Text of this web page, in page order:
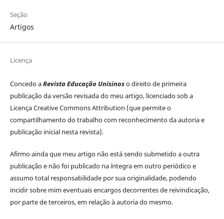
Seção
Artigos
Licença
Concedo aRevista Educação Unisinoso direito de primeira
publicação da versão revisada do meu artigo, licenciado sob a
Licença Creative Commons Attribution (que permite o
compartilhamento do trabalho com reconhecimento da autoria e
publicação inicial nesta revista).
Afirmo ainda que meu artigo não está sendo submetido a outra
publicação e não foi publicado na íntegra em outro periódico e
assumo total responsabilidade por sua originalidade, podendo
incidir sobre mim eventuais encargos decorrentes de reivindicação,
por parte de terceiros, em relação à autoria do mesmo.